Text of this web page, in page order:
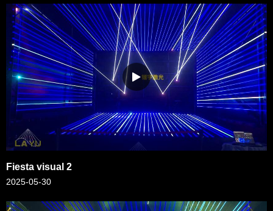
Fiesta visual 2
2025-05-30